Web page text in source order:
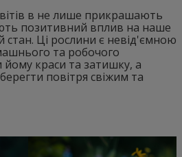
в не лише прикрашають
позитивний вплив на наше
стан. Ці рослини є невід'ємною
та робочого
краси та затишку, а
повітря свіжим та